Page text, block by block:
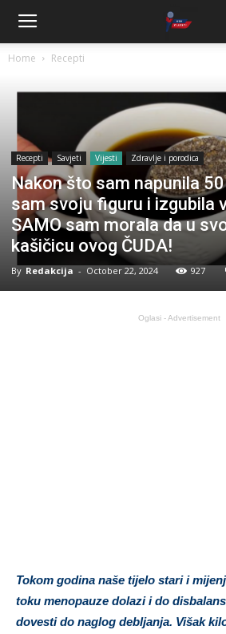
Home Recepti
Recepti Savjeti Vijesti Zdravlje i porodica
Nakon što sam napunila
sam svoju figuru i izgubila
SAMO sam morala da u
kašičicu ovog ČUDA!
By Redakcija - October 22, 2024 927
Oglasi - Advertisement
Tokom godina naše tijelo stari i
toku menopauze dolazi i do
dovesti do naglog debljanja. Višak